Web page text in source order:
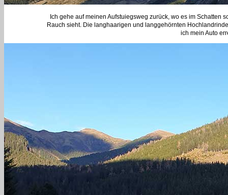
Ich gehe auf meinen Aufstuiegsweg zurück, wo es im
Rauch sieht. Die langhaarigen und langgehörnten
ich mein Auto